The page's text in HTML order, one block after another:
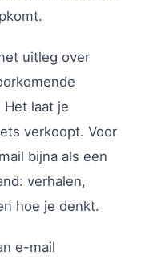
uitleg over
Het laat je
verkoopt. Voor
bijna als een
verhalen,
hoe je denkt.
e-mail